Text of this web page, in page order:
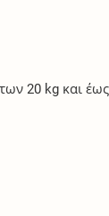
20 kg και